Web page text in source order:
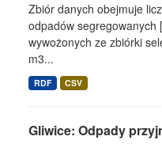
Zbiór danych obejmuje
odpadów segregowanych
wywożonych ze zbiórki
m3...
RDF CSV
Gliwice: Odpady